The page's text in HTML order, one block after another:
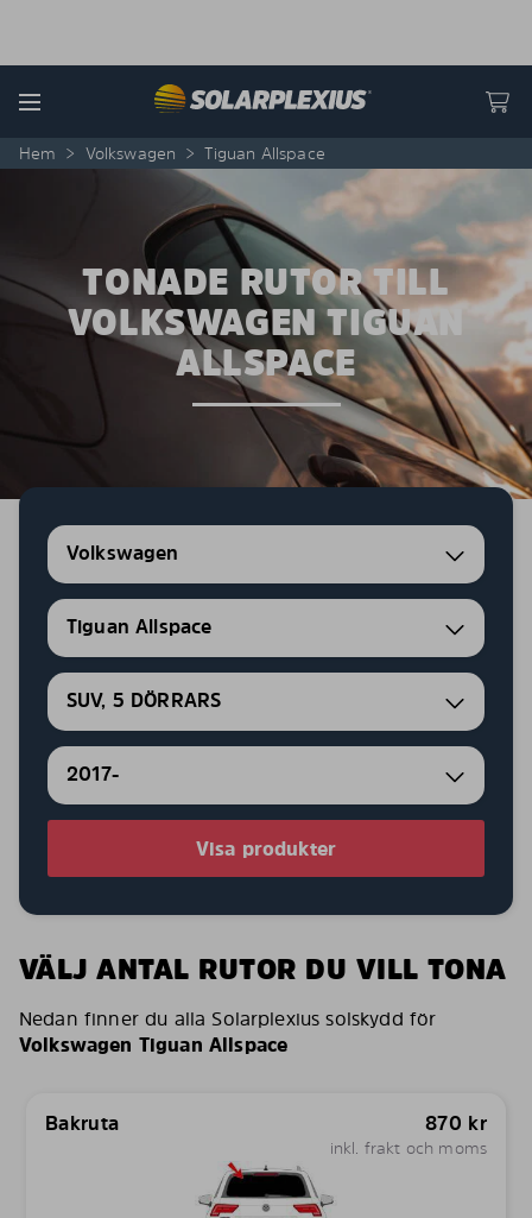
Menu
Hem > Volkswagen > Tiguan Allspace
TONADE RUTOR TILL
VOLKSWAGEN TIGUAN
ALLSPACE
Volkswagen
Tiguan Allspace
SUV, 5 DÖRRARS
2017-
Visa produkter
VÄLJ ANTAL RUTOR DU VILL TONA
Nedan finner du alla Solarplexius solskydd för
Volkswagen Tiguan Allspace
Bakruta 870 kr
inkl. frakt och moms